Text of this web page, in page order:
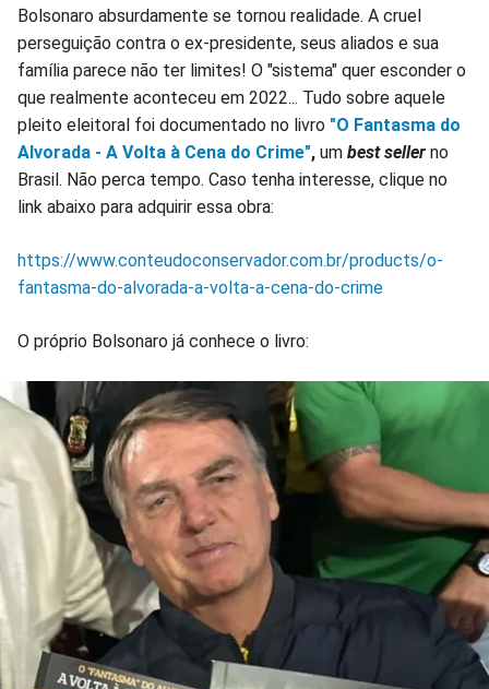
Bolsonaro absurdamente se tornou realidade. A cruel
perseguição contra o ex-presidente, seus aliados e sua
família parece não ter limites! O "sistema" quer esconder o
que realmente aconteceu em 2022... Tudo sobre aquele
pleito eleitoral foi documentado no livro "O Fantasma do
Alvorada - A Volta à Cena do Crime", um best seller no
Brasil. Não perca tempo. Caso tenha interesse, clique no
link abaixo para adquirir essa obra:
https://www.conteudoconservador.com.br/products/o-
fantasma-do-alvorada-a-volta-a-cena-do-crime
O próprio Bolsonaro já conhece o livro: